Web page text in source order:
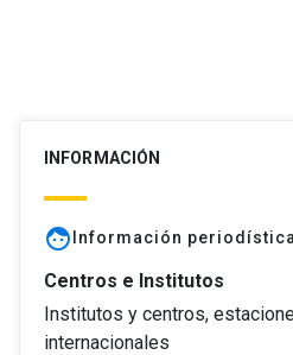
INFORMACIÓN
face Información periodística
Centros e Institutos
Institutos y centros,
internacionales